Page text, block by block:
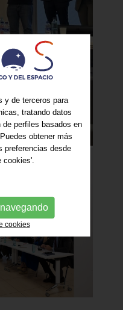
y de terceros para
tratando datos
perfiles basados en
obtener más
preferencias desde
cookies'.
cookies